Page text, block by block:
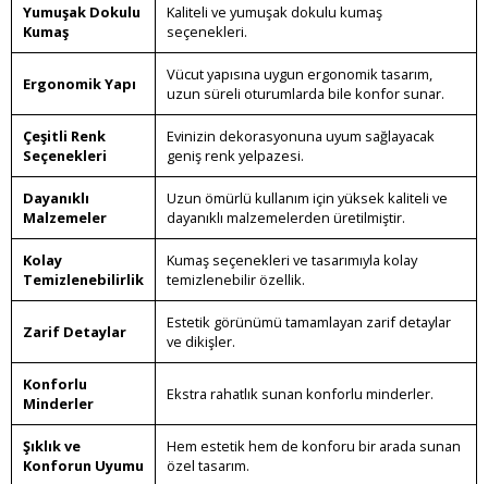
Yumuşak Dokulu
Kumaş
Kaliteli ve yumuşak dokulu kumaş
seçenekleri.
Ergonomik Yapı
Vücut yapısına uygun ergonomik tasarım,
uzun süreli oturumlarda bile konfor sunar.
Çeşitli Renk
Seçenekleri
Evinizin dekorasyonuna uyum sağlayacak
geniş renk yelpazesi.
Dayanıklı
Malzemeler
Uzun ömürlü kullanım için yüksek kaliteli ve
dayanıklı malzemelerden üretilmiştir.
Kolay
Temizlenebilirlik
Kumaş seçenekleri ve tasarımıyla kolay
temizlenebilir özellik.
Zarif Detaylar
Estetik görünümü tamamlayan zarif detaylar
ve dikişler.
Konforlu
Minderler
Ekstra rahatlık sunan konforlu minderler.
Şıklık ve
Konforun Uyumu
Hem estetik hem de konforu bir arada sunan
özel tasarım.